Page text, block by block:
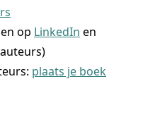
op LinkedIn en
plaats je boek